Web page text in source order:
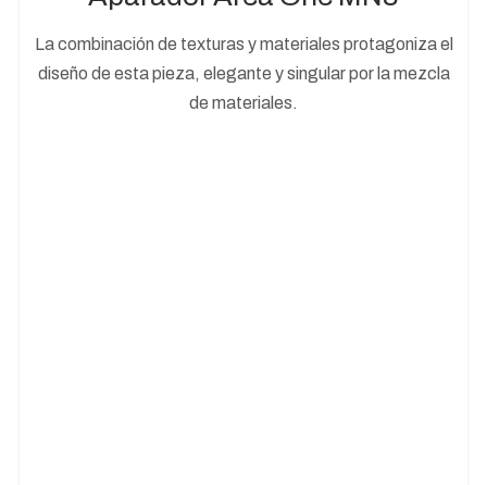
La combinación de texturas y materiales protagoniza el
diseño de esta pieza, elegante y singular por la mezcla
de materiales.